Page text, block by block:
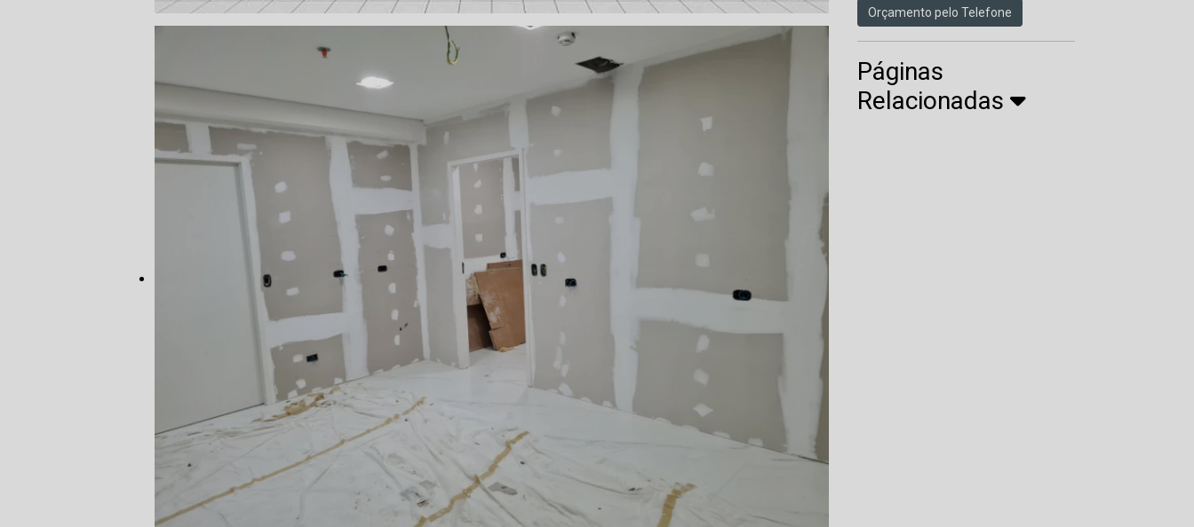
Orçamento pelo Telefone
Páginas
Relacionadas